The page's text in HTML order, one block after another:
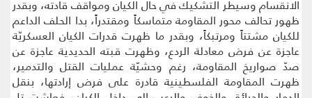
الانقسام وسيطر التشكيك في حال الكيان ومواقف قادته، وبقدر
ظهور تحالف محور المقاومة متماسكاً ومقتدراً، بدا الحلف الداعم
للكيان مشتتاً ومرتبكاً، وبقدر ما ظهرت قدرات الكيان العسكريّة
عاجزة عن فرض معادلة الردع، وظهرت قبته الحديدية عاجزة عن
صدّ صواريخ المقاومة، رغم وحشيّة عمليات القتل والتدمير،
ظهرت المقاومة الفلسطينية قادرة على فرض إرادتها، بنقل